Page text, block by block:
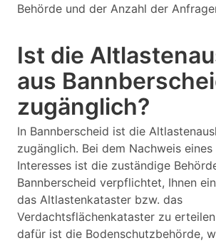
Behörde und der Anzahl der
Ist die
aus
zugänglich?
In Bannberscheid ist die
zugänglich. Bei dem Nachweis
Interesses ist die zuständige
Bannberscheid verpflichtet, Ihnen
das Altlastenkataster bzw. das
Verdachtsflächenkataster zu
dafür ist die Bodenschutzbehörde,